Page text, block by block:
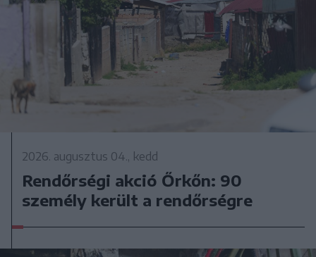
2026. augusztus 04., kedd
Rendőrségi akció Őrkőn: 90
személy került a rendőrségre